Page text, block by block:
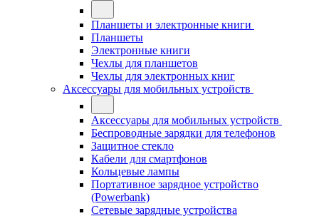
Планшеты и электронные книги
Планшеты
Электронные книги
Чехлы для планшетов
Чехлы для электронных книг
Аксессуары для мобильных устройств
Аксессуары для мобильных устройств
Беспроводные зарядки для телефонов
Защитное стекло
Кабели для смартфонов
Кольцевые лампы
Портативное зарядное устройство
(Powerbank)
Сетевые зарядные устройства